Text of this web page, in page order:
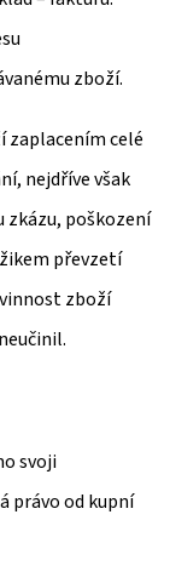
zboží.
zaplacením celé
nejdříve však
zkázu, poškození
převzetí
zboží
svoji
právo od kupní